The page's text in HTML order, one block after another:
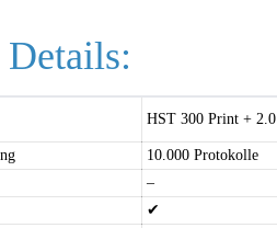
Details:
HST 300 Print + 2.0
10.000 Protokolle
–
✔